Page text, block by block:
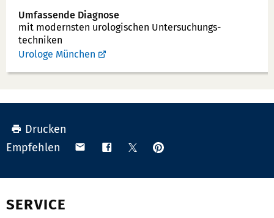
e
r:
Umfassende Diagnose
mit modernsten uro­logischen Unter­suchungs­
techniken
Urologe München
Drucken
Empfehlen
Teilen Teilen TeilenAnpinnen
SERVICE